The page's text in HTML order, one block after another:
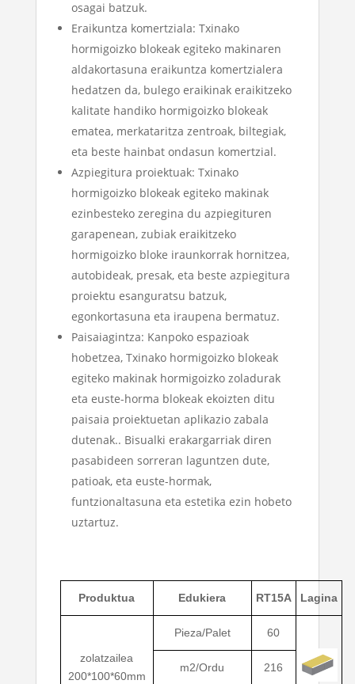
osagai batzuk.
Eraikuntza komertziala: Txinako
hormigoizko blokeak egiteko makinaren
aldakortasuna eraikuntza komertzialera
hedatzen da, bulego eraikinak eraikitzeko
kalitate handiko hormigoizko blokeak
ematea, merkataritza zentroak, biltegiak,
eta beste hainbat ondasun komertzial.
Azpiegitura proiektuak: Txinako
hormigoizko blokeak egiteko makinak
ezinbesteko zeregina du azpiegituren
garapenean, zubiak eraikitzeko
hormigoizko bloke iraunkorrak hornitzea,
autobideak, presak, eta beste azpiegitura
proiektu esanguratsu batzuk,
egonkortasuna eta iraupena bermatuz.
Paisaiagintza: Kanpoko espazioak
hobetzea, Txinako hormigoizko blokeak
egiteko makinak hormigoizko zoladurak
eta euste-horma blokeak ekoizten ditu
paisaia proiektuetan aplikazio zabala
dutenak.. Bisualki erakargarriak diren
pasabideen sorreran laguntzen dute,
patioak, eta euste-hormak,
funtzionaltasuna eta estetika ezin hobeto
uztartuz.
Produktua Edukiera RT15A Lagina
zolatzailea
200*100*60mm
Pieza/Palet 60
m2/Ordu 216